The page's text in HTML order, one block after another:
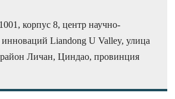
корпус 8, центр научно-
инноваций Liandong U Valley, улица
Личан, Циндао, провинция